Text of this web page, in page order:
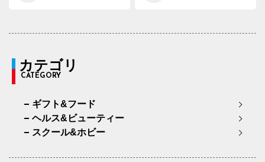
カテゴリ
CATEGORY
ギフト&フード
ヘルス&ビューティー
スクール&ホビー